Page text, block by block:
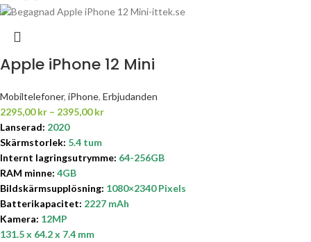
Apple iPhone 12 Mini
Mobiltelefoner, iPhone, Erbjudanden
2295,00kr – 2395,00kr
Lanserad: 2020
Skärmstorlek: 5.4 tum
Internt lagringsutrymme: 64-256GB
RAM minne: 4GB
Bildskärmsupplösning: 1080×2340Pixels
Batterikapacitet: 2227 mAh
Kamera: 12MP
131.5 x 64.2 x 7.4 mm